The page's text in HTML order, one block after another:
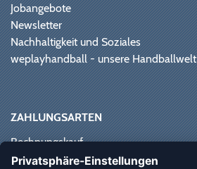
Jobangebote
Newsletter
Nachhaltigkeit und Soziales
weplayhandball - unsere Handballwelt
ZAHLUNGSARTEN
Rechnungskauf
Paypal